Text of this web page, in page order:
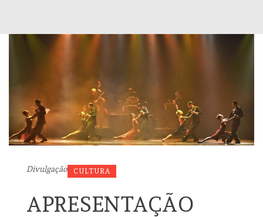
Divulgação CULTURA
APRESENTAÇÃO